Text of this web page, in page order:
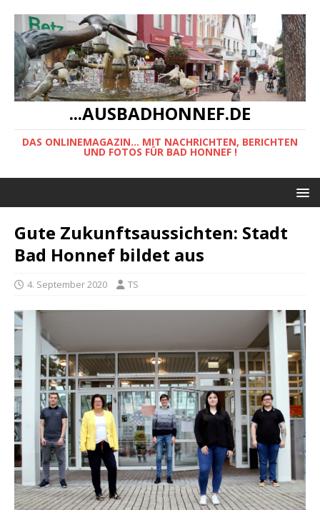
...AUSBADHONNEF.DE
DAS ONLINEMAGAZIN... MIT NACHRICHTEN, BERICHTEN
UND FOTOS FÜR BAD HONNEF !
Gute Zukunftsaussichten: Stadt
Bad Honnef bildet aus
4. September 2020 TS